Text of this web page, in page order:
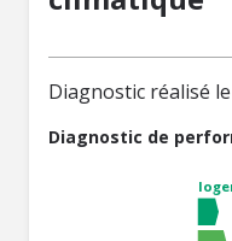
Diagnostic réalisé
Diagnostic de